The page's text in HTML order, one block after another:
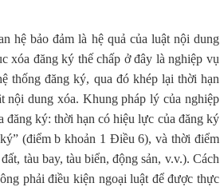
hệ bảo đảm là hệ quả của luật nội dung
xóa đăng ký thế chấp ở đây là nghiệp vụ
thống đăng ký, qua đó khép lại thời hạn
nội dung xóa. Khung pháp lý của nghiệp
ký: thời hạn có hiệu lực của đăng ký
(điểm b khoản 1 Điều 6), và thời điểm
tàu bay, tàu biển, động sản, v.v.). Cách
phải điều kiện ngoại luật để được thực